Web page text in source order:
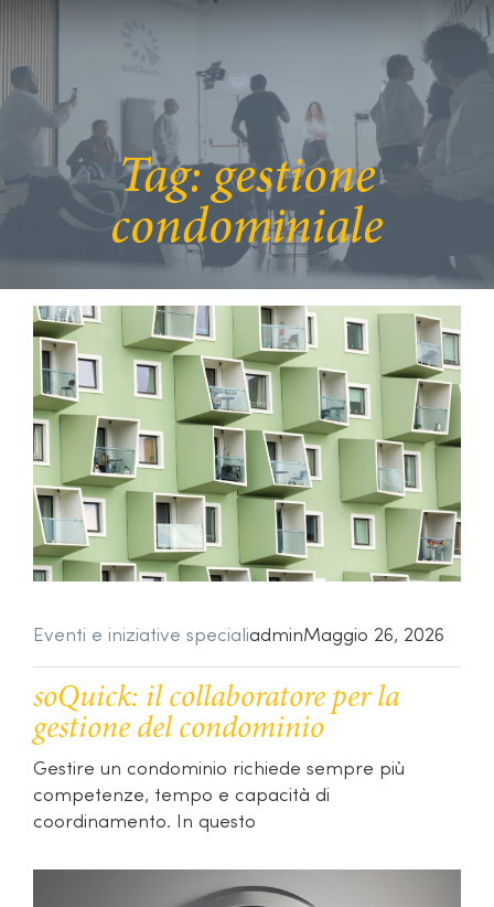
Tag:gestione
condominiale
Eventi e iniziative specialiadminMaggio 26, 2026
soQuick: il collaboratore per la
gestione del condominio
Gestire un condominio richiede sempre più
competenze, tempo e capacità di
coordinamento. In questo